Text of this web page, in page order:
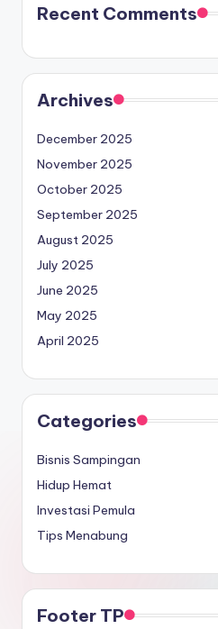
Recent Comments
Archives
December 2025
November 2025
October 2025
September 2025
August 2025
July 2025
June 2025
May 2025
April 2025
Categories
Bisnis Sampingan
Hidup Hemat
Investasi Pemula
Tips Menabung
Footer TP